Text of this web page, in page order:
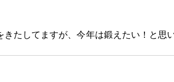
たしてますが、今年は鍛えたい！と思